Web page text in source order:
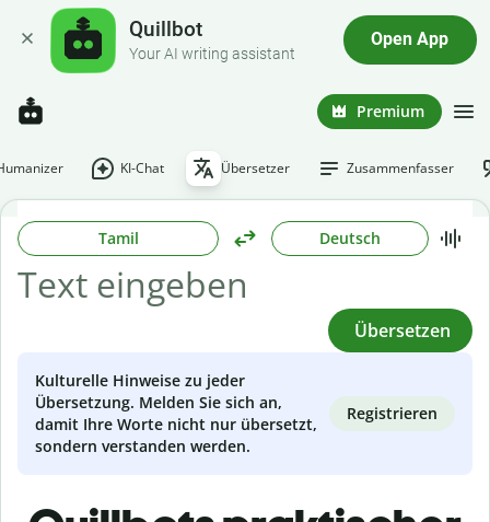
Quillbot
Your AI writing assistant
Open App
Premium
KI-Chat Übersetzer Zusammenfasser
Tamil Deutsch
Übersetzen
Kulturelle Hinweise zu jeder
Übersetzung. Melden Sie sich an,
damit Ihre Worte nicht nur übersetzt,
sondern verstanden werden.
Registrieren